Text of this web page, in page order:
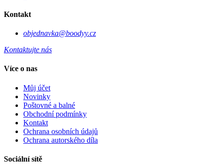
Kontakt
objednavka@boodyy.cz
Kontaktujte nás
Více o nas
Můj účet
Novinky
Poštovné a balné
Obchodní podmínky
Kontakt
Ochrana osobních údajů
Ochrana autorského díla
Sociální sítě